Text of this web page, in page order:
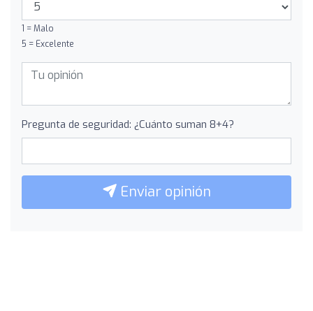
1 = Malo
5 = Excelente
Pregunta de seguridad: ¿Cuánto suman 8+4?
Enviar opinión